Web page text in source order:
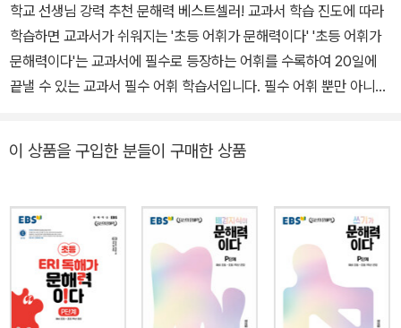
학교 선생님 강력 추천 문해력 베스트셀러! 교과서 학습 진도에 따라
학습하면 교과서가 쉬워지는 '초등 어휘가 문해력이다' '초등 어휘가
문해력이다'는 교과서에 필수로 등장하는 어휘를 수록하여 20일에
끝낼 수 있는 교과서 필수 어휘 학습서입니다. 필수 어휘 뿐만 아니라
서 필수 어휘 20일 완벽 학습 ②쓰기가 문해력이다(P단계~7단계):
문해력이다(P단계~7단계): 수준에 따라 맞춤 설계된 단계별 독해 학
습 ④배경지식이 문해력이다(P단계~7단계): 하루 한 장, 효율적인
배경지식 익힘 교재 ⑤디지털독해가 문해력이다(3단계~7단계): 디
지털 매체에 내포된 정보를 읽어내는 힘 기르기 ⑥문해력 등급 평가
(초1~중1): 등급으로 확인하는 내 문해력 수준(봉투형 시험지) EBS
이 상품을 구입한 분들이 구매한 상품